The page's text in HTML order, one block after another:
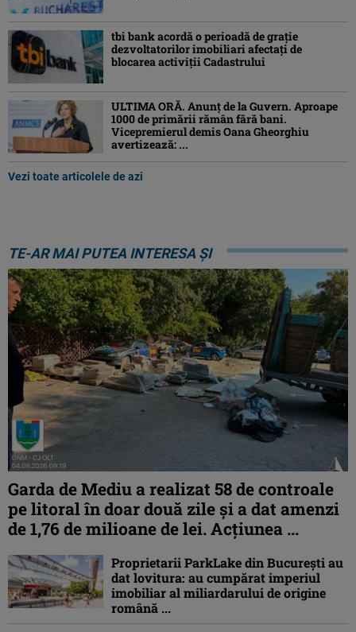
tbi bank acordă o perioadă de grație
dezvoltatorilor imobiliari afectați de
blocarea activiții Cadastrului
ULTIMA ORĂ. Anunț de la Guvern. Aproape
1000 de primării rămân fără bani.
Vicepremierul demis Oana Gheorghiu
avertizează: ...
Vezi toate articolele de azi
TE-AR MAI PUTEA INTERESA ȘI
Garda de Mediu a realizat 58 de controale
pe litoral în doar două zile și a dat amenzi
de 1,76 de milioane de lei. Acțiunea ...
Proprietarii ParkLake din București au
dat lovitura: au cumpărat imperiul
imobiliar al miliardarului de origine
română ...